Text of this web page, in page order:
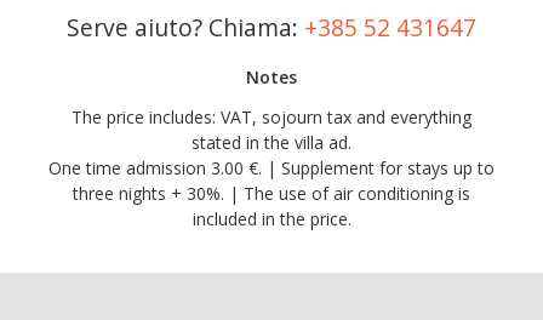
Serve aiuto? Chiama: +385 52 431647
Notes
The price includes: VAT, sojourn tax and everything
stated in the villa ad.
One time admission 3.00 €. | Supplement for stays up to
three nights + 30%. | The use of air conditioning is
included in the price.